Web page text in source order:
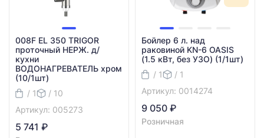
008F EL 350 TRIGOR
проточный НЕРЖ. д/
кухни
ВОДОНАГРЕВАТЕЛЬ хром
(10/1шт)
/ 1
/ 10
Артикул: 005273
5 741 ₽
Бойлер 6 л. над
раковиной KN-6 OASIS
(1.5 кВт, без УЗО) (1/1шт)
/ 1
/ 1
Артикул: 0014274
9 050 ₽
Розничная